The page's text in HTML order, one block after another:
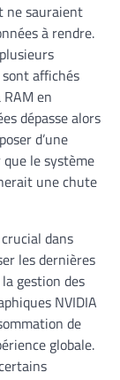
ne sauraient
à rendre.
affichés
en
dépasse alors
d’une
le système
une chute
dans
les dernières
gestion des
NVIDIA
de
globale.